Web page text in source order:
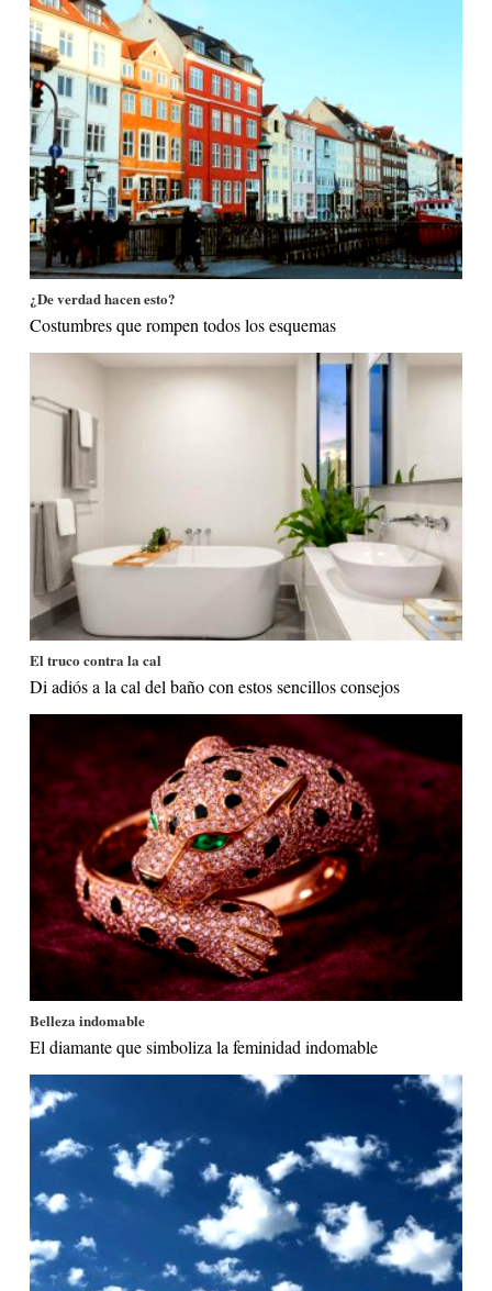
¿De verdad hacen esto?
Costumbres que rompen todos los esquemas
El truco contra la cal
Di adiós a la cal del baño con estos sencillos consejos
Belleza indomable
El diamante que simboliza la feminidad indomable